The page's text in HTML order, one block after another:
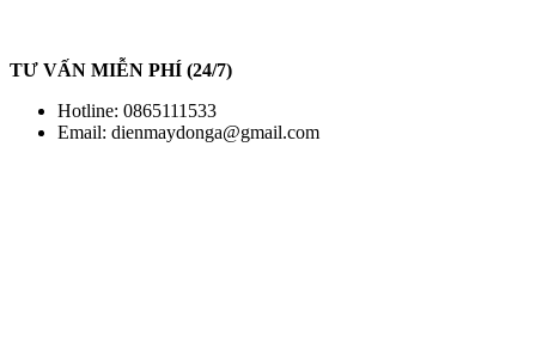
TƯ VẤN MIỄN PHÍ (24/7)
Hotline: 0865111533
Email: dienmaydonga@gmail.com